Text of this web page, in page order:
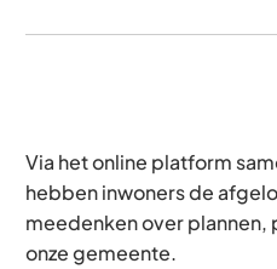
Via het online platform
hebben inwoners de
meedenken over
onze gemeente.